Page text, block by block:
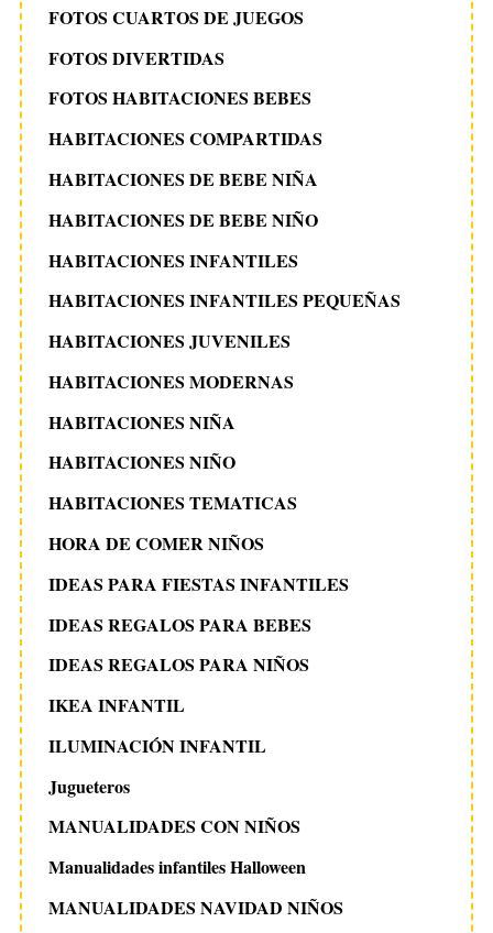
FOTOS CUARTOS DE JUEGOS
FOTOS DIVERTIDAS
FOTOS HABITACIONES BEBES
HABITACIONES COMPARTIDAS
HABITACIONES DE BEBE NIÑA
HABITACIONES DE BEBE NIÑO
HABITACIONES INFANTILES
HABITACIONES INFANTILES PEQUEÑAS
HABITACIONES JUVENILES
HABITACIONES MODERNAS
HABITACIONES NIÑA
HABITACIONES NIÑO
HABITACIONES TEMATICAS
HORA DE COMER NIÑOS
IDEAS PARA FIESTAS INFANTILES
IDEAS REGALOS PARA BEBES
IDEAS REGALOS PARA NIÑOS
IKEA INFANTIL
ILUMINACIÓN INFANTIL
Jugueteros
MANUALIDADES CON NIÑOS
Manualidades infantiles Halloween
MANUALIDADES NAVIDAD NIÑOS